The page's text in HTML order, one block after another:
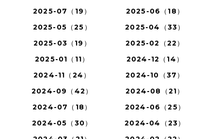
2025-07（19）
2025-06（18）
2025-05（25）
2025-04（33）
2025-03（19）
2025-02（22）
2025-01（11）
2024-12（14）
2024-11（24）
2024-10（37）
2024-09（42）
2024-08（21）
2024-07（18）
2024-06（25）
2024-05（30）
2024-04（23）